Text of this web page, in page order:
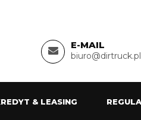
E-MAIL
biuro@dirtruck.pl
& LEASING